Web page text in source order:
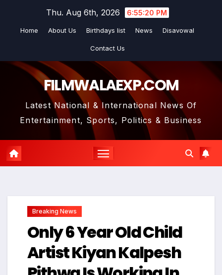
Thu. Aug 6th, 2026 6:55:21 PM
Home About Us Birthdays list News Disavowal
Contact Us
FILMWALAEXP.COM
Latest National & International News Of
Entertainment, Sports, Politics & Business
Breaking News
Only 6 Year Old Child
Artist Kiyan Kalpesh